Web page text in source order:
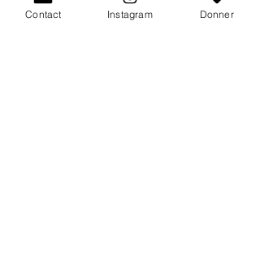
Contact Instagram Donner